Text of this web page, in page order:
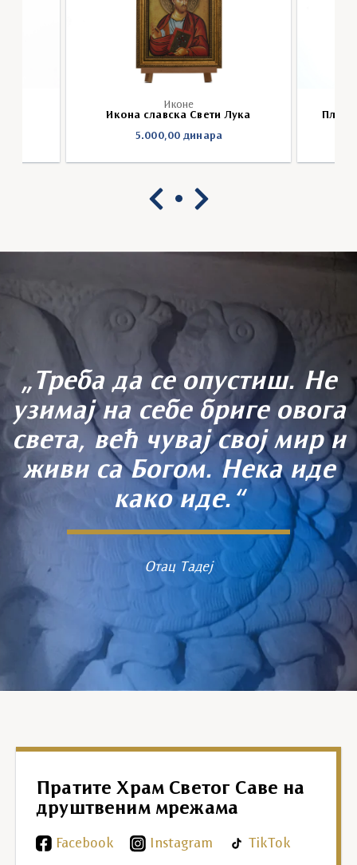
Иконе
Икона славска Свети Лука
5.000,00динара
„Треба да се опустиш. Не
узимај на себе бриге овога
света, већ чувај свој мир и
живи са Богом. Нека иде
како иде.“
Отац Тадеј
Пратите Храм Светог Саве на
друштвеним мрежама
Facebook Instagram TikTok